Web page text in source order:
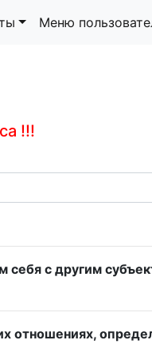
Меню
!!!
с другим
отношениях,